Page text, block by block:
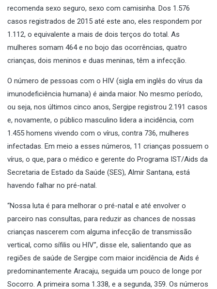
recomenda sexo seguro, sexo com camisinha. Dos 1.576
casos registrados de 2015 até este ano, eles respondem por
1.112, o equivalente a mais de dois terços do total. As
mulheres somam 464 e no bojo das ocorrências, quatro
crianças, dois meninos e duas meninas, têm a infecção.
O número de pessoas com o HIV (sigla em inglês do vírus da
imunodeficiência humana) é ainda maior. No mesmo período,
ou seja, nos últimos cinco anos, Sergipe registrou 2.191 casos
e, novamente, o público masculino lidera a incidência, com
1.455 homens vivendo com o vírus, contra 736, mulheres
infectadas. Em meio a esses números, 11 crianças possuem o
vírus, o que, para o médico e gerente do Programa IST/Aids da
Secretaria de Estado da Saúde (SES), Almir Santana, está
havendo falhar no pré-natal.
“Nossa luta é para melhorar o pré-natal e até envolver o
parceiro nas consultas, para reduzir as chances de nossas
crianças nascerem com alguma infecção de transmissão
vertical, como sífilis ou HIV”, disse ele, salientando que as
regiões de saúde de Sergipe com maior incidência de Aids é
predominantemente Aracaju, seguida um pouco de longe por
Socorro. A primeira soma 1.338, e a segunda, 359. Os números